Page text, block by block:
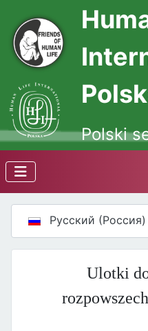
Polski
Русский (Россия)
Ulotki